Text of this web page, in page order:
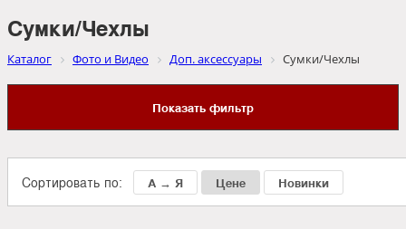
Сумки/Чехлы
Каталог Фото и Видео Доп. аксессуары Сумки/Чехлы
Показать фильтр
Сортировать по: А → Я Цене Новинки